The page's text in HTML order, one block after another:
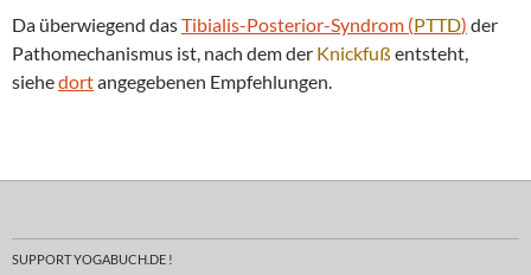
Da überwiegend dasTibialis-Posterior-Syndrom (PTTD) der
Pathomechanismus ist, nach dem der Knickfuß entsteht,
siehedortangegebenen Empfehlungen.
SUPPORT YOGABUCH.DE !